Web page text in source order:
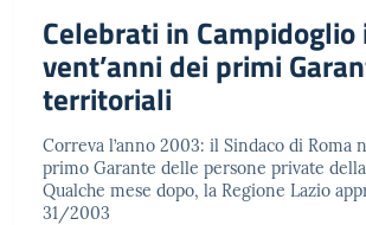
Celebrati in Campidoglio
vent’anni dei primi
territoriali
Correva l’anno 2003: il Sindaco di Roma
primo Garante delle persone private
Qualche mese dopo, la Regione Lazio
31/2003